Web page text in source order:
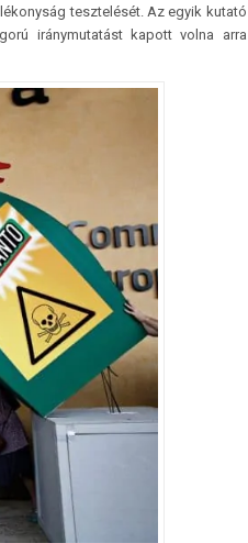
tesztelését. Az egyik kutató
iránymutatást kapott volna arra